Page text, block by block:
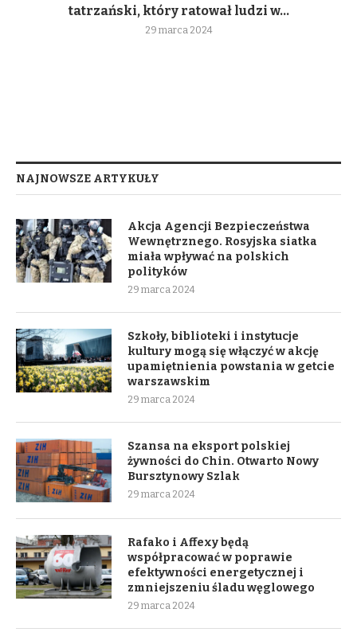
tatrzański, który ratował ludzi w...
29 marca 2024
NAJNOWSZE ARTYKUŁY
Akcja Agencji Bezpieczeństwa
Wewnętrznego. Rosyjska siatka
miała wpływać na polskich
polityków
29 marca 2024
Szkoły, biblioteki i instytucje
kultury mogą się włączyć w akcję
upamiętnienia powstania w getcie
warszawskim
29 marca 2024
Szansa na eksport polskiej
żywności do Chin. Otwarto Nowy
Bursztynowy Szlak
29 marca 2024
Rafako i Affexy będą
współpracować w poprawie
efektywności energetycznej i
zmniejszeniu śladu węglowego
29 marca 2024